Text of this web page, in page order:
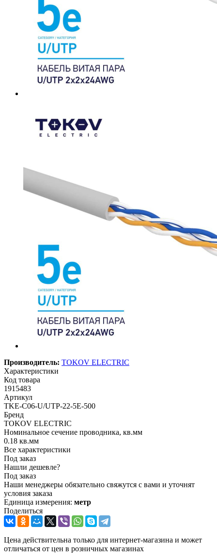
Производитель: TOKOV ELECTRIC
Характеристики
Код товара
1915483
Артикул
TKE-C06-U/UTP-22-5E-500
Бренд
TOKOV ELECTRIC
Номинальное сечение проводника, кв.мм
0.18 кв.мм
Все характеристики
Под заказ
Нашли дешевле?
Под заказ
Наши менеджеры обязательно свяжутся с вами и уточнят
условия заказа
Единица измерения: метр
Поделиться
Цена действительна только для интернет-магазина и может
отличаться от цен в розничных магазинах